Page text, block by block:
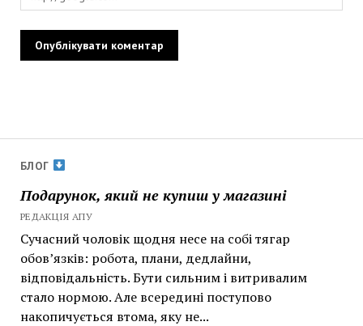
БЛОГ
Подарунок, який не купиш у магазині
РЕДАКЦІЯ АПУ
Сучасний чоловік щодня несе на собі тягар
обов’язків: робота, плани, дедлайни,
відповідальність. Бути сильним і витривалим
стало нормою. Але всередині поступово
накопичується втома, яку не...